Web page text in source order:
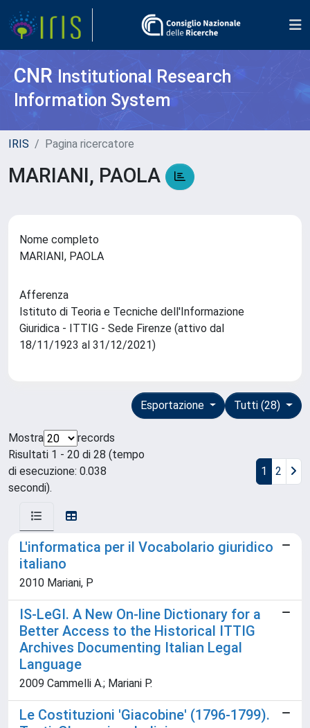
CNR Institutional Research
Information System
IRIS Pagina ricercatore
MARIANI, PAOLA
Nome completo
MARIANI, PAOLA
Afferenza
Istituto di Teoria e Tecniche dell'Informazione
Giuridica - ITTIG - Sede Firenze (attivo dal
18/11/1923 al 31/12/2021)
Tutti (28)
Esportazione
Mostra
records
Risultati 1 - 20 di 28 (tempo
di esecuzione: 0.038
secondi).
1 2
L'informatica per il Vocabolario giuridico
italiano
2010 Mariani, P
IS-LeGI. A New On-line Dictionary for a
Better Access to the Historical ITTIG
Archives Documenting Italian Legal
Language
2009 Cammelli A.; Mariani P.
Le Costituzioni 'Giacobine' (1796-1799).